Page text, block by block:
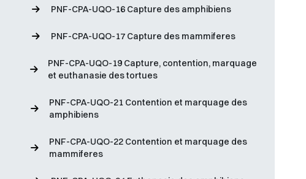
PNF-CPA-UQO-16 Capture des amphibiens
PNF-CPA-UQO-17 Capture des mammiferes
PNF-CPA-UQO-19 Capture, contention, marquage
et euthanasie des tortues
PNF-CPA-UQO-21 Contention et marquage des
amphibiens
PNF-CPA-UQO-22 Contention et marquage des
mammiferes